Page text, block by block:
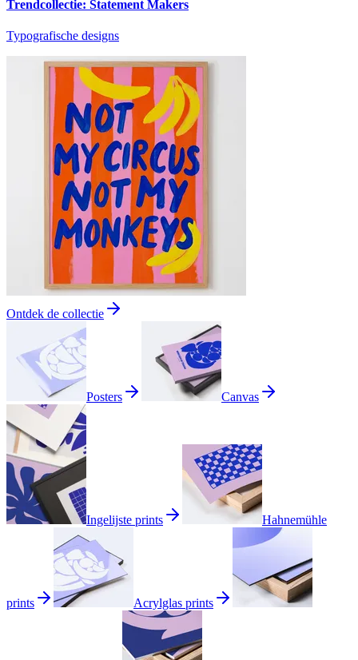
Trendcollectie: Statement Makers
Typografische designs
Ontdek de collectie
Posters Canvas
Ingelijste prints Hahnemühle
prints Acrylglas prints